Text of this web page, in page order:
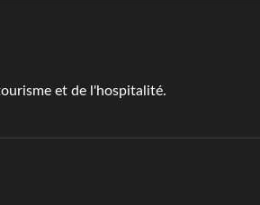
et de l'hospitalité.